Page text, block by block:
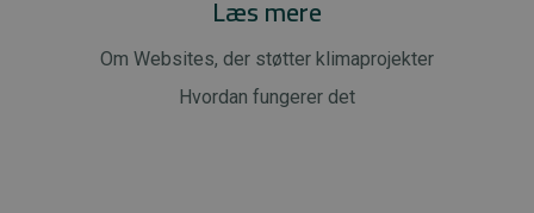
Læs mere
Om Websites, der støtter klimaprojekter
Hvordan fungerer det